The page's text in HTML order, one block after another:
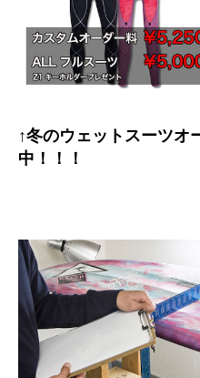
↑冬のウェットスーツオ
中！！！